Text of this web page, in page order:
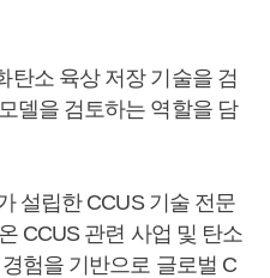
탄소 육상 저장 기술을 검
델을 검토하는 역할을 담
설립한 CCUS 기술 전문
CCUS 관련 사업 및 탄소
험을 기반으로 글로벌 C